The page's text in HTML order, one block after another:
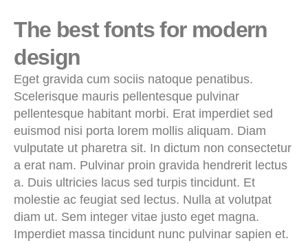
The best fonts for modern
design
Eget gravida cum sociis natoque penatibus.
Scelerisque mauris pellentesque pulvinar
pellentesque habitant morbi. Erat imperdiet sed
euismod nisi porta lorem mollis aliquam. Diam
vulputate ut pharetra sit. In dictum non consectetur
a erat nam. Pulvinar proin gravida hendrerit lectus
a. Duis ultricies lacus sed turpis tincidunt. Et
molestie ac feugiat sed lectus. Nulla at volutpat
diam ut. Sem integer vitae justo eget magna.
Imperdiet massa tincidunt nunc pulvinar sapien et.